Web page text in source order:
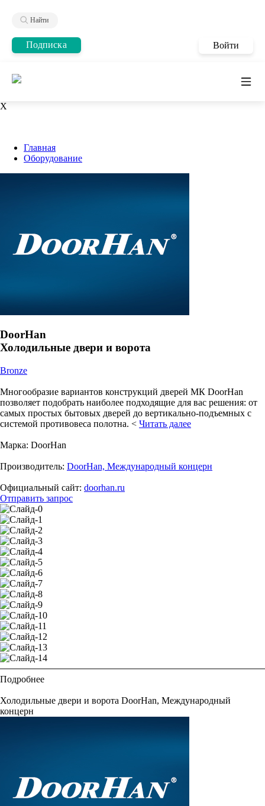
Найти
Подписка Войти
X
Главная
Оборудование
DoorHan
Холодильные двери и ворота
Bronze
Многообразие вариантов конструкций дверей МК DoorHan
позволяет подобрать наиболее подходящие для вас решения: от
самых простых бытовых дверей до вертикально-подъемных с
системой противовеса полотна. < Читать далее
Марка: DoorHan
Производитель: DoorHan, Международный концерн
Официальный сайт: doorhan.ru
Отправить запрос
Подробнее
Холодильные двери и ворота DoorHan, Международный
концерн